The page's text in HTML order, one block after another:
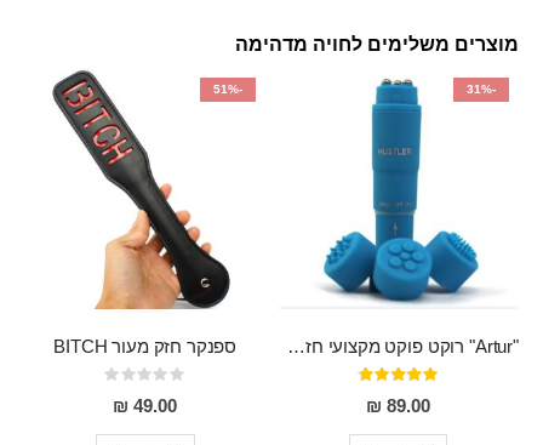
מוצרים משלימים לחויה מדהימה
-31%
"Artur" רוקט פוקט מקצועי חזק במיוחד
דירוג:
95%
89.00 ₪
-51%
ספנקר חזק מעור BITCH
Rating:
0%
49.00 ₪